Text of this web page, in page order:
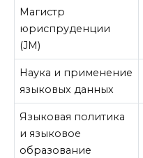
Магистр
юриспруденции
(JM)
Наука и применение
языковых данных
Языковая политика
и языковое
образование